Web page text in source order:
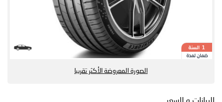
1 السنة
ضمان لمدة
الصورة المعروضة الأكثر تقريبا
البيانات و السعر